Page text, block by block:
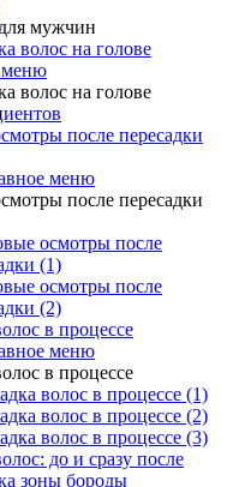
мужчин
волос на голове
волос на голове
после пересадки
меню
после пересадки
осмотры после
(1)
осмотры после
(2)
в процессе
меню
в процессе
волос в процессе (1)
волос в процессе (2)
волос в процессе (3)
до и сразу после
зоны бороды